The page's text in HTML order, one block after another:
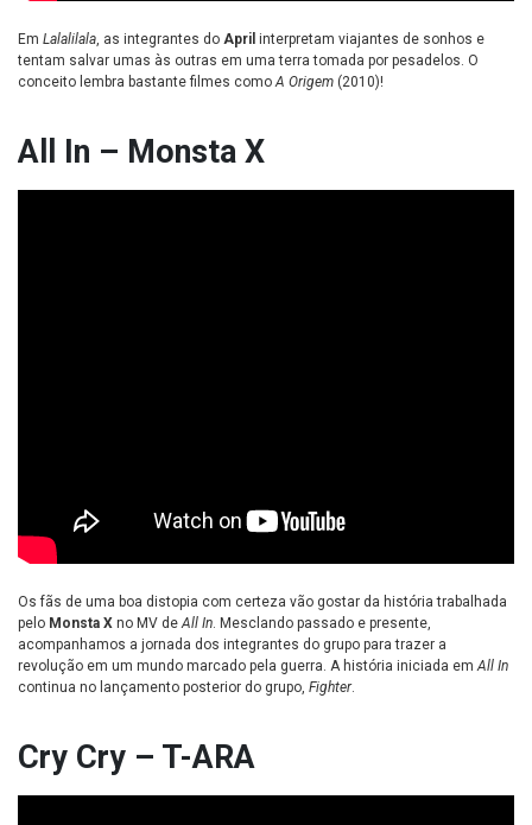
Em Lalalilala, as integrantes do April interpretam viajantes de sonhos e
tentam salvar umas às outras em uma terra tomada por pesadelos. O
conceito lembra bastante filmes comoA Origem (2010)!
All In – Monsta X
Os fãs de uma boa distopia com certeza vão gostar da história trabalhada
pelo Monsta X no MV deAll In. Mesclando passado e presente,
acompanhamos a jornada dos integrantes do grupo para trazer a
revolução em um mundo marcado pela guerra. A história iniciada emAll In
continua no lançamento posterior do grupo, Fighter.
Cry Cry – T-ARA